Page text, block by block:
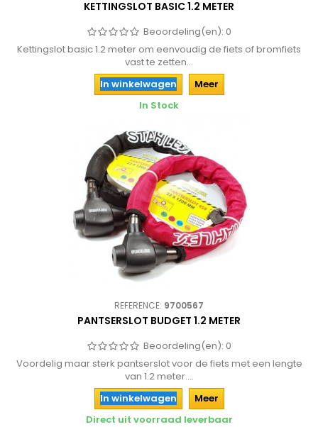
KETTINGSLOT BASIC 1.2 METER
Beoordeling(en): 0
Kettingslot basic 1.2 meter om eenvoudig de fiets of bromfiets
vast te zetten...
In winkelwagen
Meer
In Stock
REFERENCE: 9700567
PANTSERSLOT BUDGET 1.2 METER
Beoordeling(en): 0
Voordelig maar sterk pantserslot voor de fiets met een lengte
van 1.2 meter....
In winkelwagen
Meer
Direct uit voorraad leverbaar